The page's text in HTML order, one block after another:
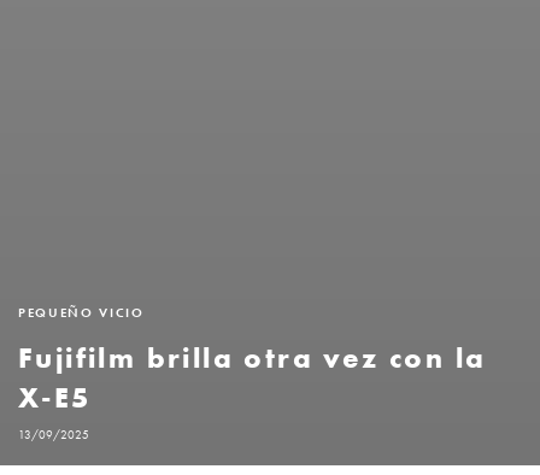
PEQUEÑO VICIO
Fujifilm brilla otra vez con la
X-E5
13/09/2025